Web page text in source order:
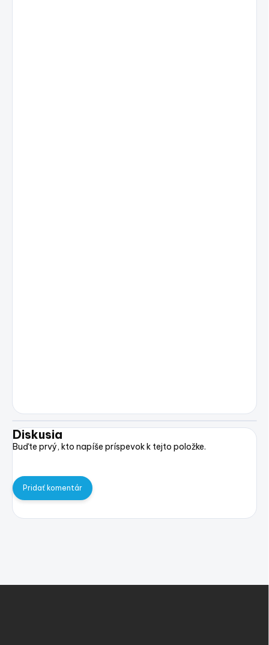
Diskusia
Buďte prvý, kto napíše príspevok k tejto položke.
Pridať komentár